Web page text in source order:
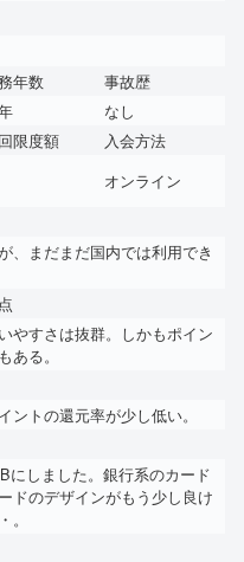
年数
事故歴
なし
限度額
入会方法
オンライン
、まだまだ国内では利用でき
やすさは抜群。しかもポイン
ある。
トの還元率が少し低い。
にしました。銀行系のカード
ドのデザインがもう少し良け